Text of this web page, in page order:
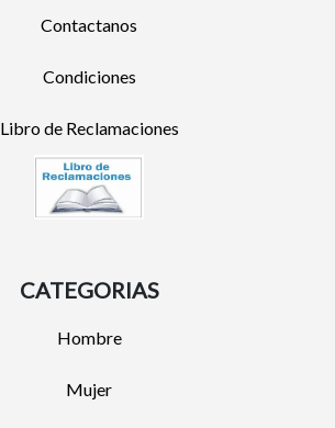
Contactanos
Condiciones
Libro de Reclamaciones
CATEGORIAS
Hombre
Mujer